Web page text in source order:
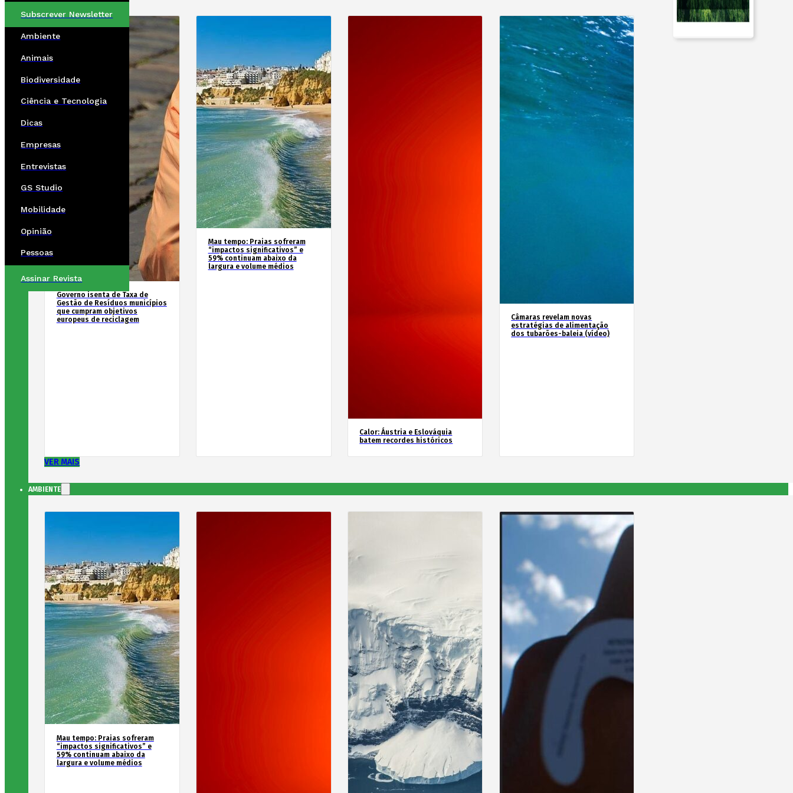
Subscrever Newsletter
Ambiente
Animais
Biodiversidade
Ciência e Tecnologia
Dicas
Empresas
Entrevistas
GS Studio
Mobilidade
Opinião
Pessoas
Assinar Revista
Governo isenta de Taxa de
Gestão de Resíduos municípios
que cumpram objetivos
europeus de reciclagem
Mau tempo: Praias sofreram
“impactos significativos” e
59% continuam abaixo da
largura e volume médios
Calor: Áustria e Eslováquia
batem recordes históricos
Câmaras revelam novas
estratégias de alimentação
dos tubarões-baleia (vídeo)
VER MAIS
AMBIENTE
Mau tempo: Praias sofreram
“impactos significativos” e
59% continuam abaixo da
largura e volume médios